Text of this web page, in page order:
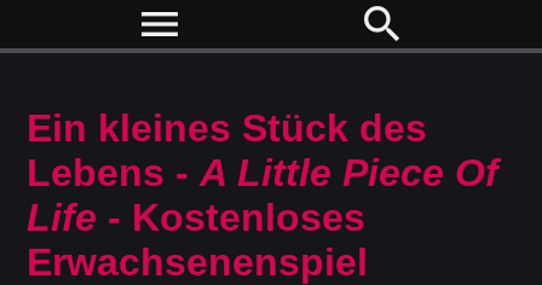
menu search
Ein kleines Stück des
Lebens -A Little Piece Of
Life - Kostenloses
Erwachsenenspiel